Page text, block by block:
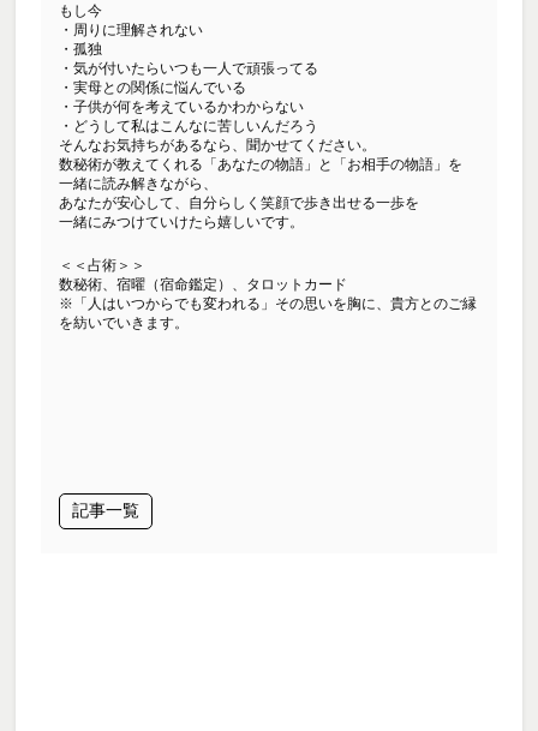
もし今
・周りに理解されない
・孤独
・気が付いたらいつも一人で頑張ってる
・実母との関係に悩んでいる
・子供が何を考えているかわからない
・どうして私はこんなに苦しいんだろう
そんなお気持ちがあるなら、聞かせてください。
数秘術が教えてくれる「あなたの物語」と「お相手の物語」を
一緒に読み解きながら、
あなたが安心して、自分らしく笑顔で歩き出せる一歩を
一緒にみつけていけたら嬉しいです。
＜＜占術＞＞
数秘術、宿曜（宿命鑑定）、タロットカード
※「人はいつからでも変われる」その思いを胸に、貴方とのご縁
を紡いでいきます。
記事一覧